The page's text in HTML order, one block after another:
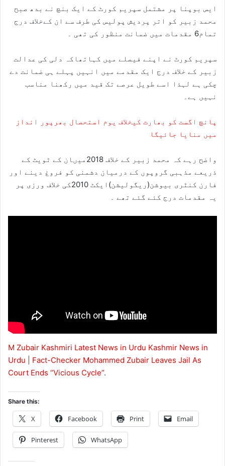
ایس بوپنا پر مشتمل سپریم کورٹ کے ایک بنچ نے بدھ صبح
محمد زبیر کو اتر پردیش پولیس کی طرف سے ان کےخلاف درج
تمام6 مقدمات میں ضمانت منظور کی تھی ۔
سپریم کورٹ نے اپنے فیصلے میں کہاتھاکہ دلی کی عدالت
زبیر کے خلاف درج ایک مقدمے میں انہیں پہلے ہی ضمانت دے
چکی ہے لہذا اسے طویل عرصے تک قید میں رکھنا مناسب
نہیں ہے۔
پانچ اگست کو بھارت کیخلاف یوم استحصال بھرپور انداز
میں منایا جائیگا
واضح رہے کہ محمد زبیر کے خلاف 2018میںان کے ٹویٹ کے
ذریعے مذہبی گروپوں کے درمیان دشمنی کو فروغ دینے اور
فارن کنٹری بیوشن(ریگولیشن)ایکٹ 2010کی خلاف ورزی پر
یہ مقدمات درج کئے گئے تھے ۔
M Zubair Kashmiri Latest News in Urdu Kashmir News in
Urdu | Fact-Checker Mohammed Zubair Leaves Jail As
Court Ends “Vicious Cycle”.
Share this:
X Facebook Print Email
Pinterest WhatsApp